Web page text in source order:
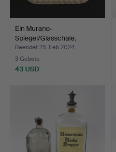
Ein Murano-
Spiegel/Glasschale,
Venedig, It…
Beendet 25. Feb 2024
3 Gebote
43 USD